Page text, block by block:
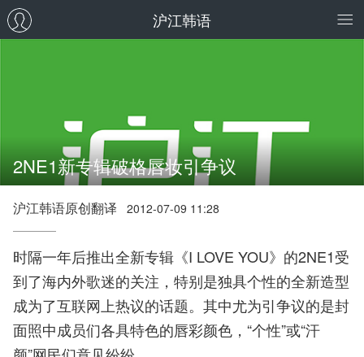
沪江韩语
2NE1新专辑破格唇妆引争议
沪江韩语原创翻译 2012-07-09 11:28
时隔一年后推出全新专辑《I LOVE YOU》的2NE1受
到了海内外歌迷的关注，特别是独具个性的全新造型
成为了互联网上热议的话题。其中尤为引争议的是封
面照中成员们各具特色的唇彩颜色，“个性”或“汗